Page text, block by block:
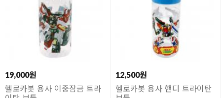
19,000원
헬로카봇 용사 이중잠금 트라
12,500원
헬로카봇 용사 핸디 트라이탄